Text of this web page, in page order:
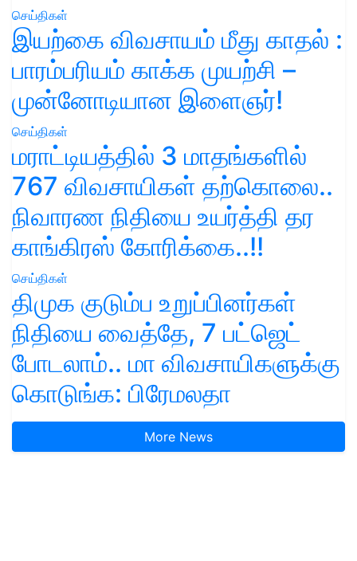
செய்திகள்
இயற்கை விவசாயம் மீது காதல் :
பாரம்பரியம் காக்க முயற்சி –
முன்னோடியான இளைஞர்!
செய்திகள்
மராட்டியத்தில் 3 மாதங்களில்
767 விவசாயிகள் தற்கொலை..
நிவாரண நிதியை உயர்த்தி தர
காங்கிரஸ் கோரிக்கை..!!
செய்திகள்
திமுக குடும்ப உறுப்பினர்கள்
நிதியை வைத்தே, 7 பட்ஜெட்
போடலாம்.. மா விவசாயிகளுக்கு
கொடுங்க: பிரேமலதா
More News